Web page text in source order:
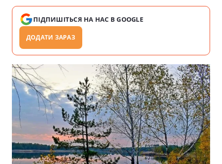
ПІДПИШІТЬСЯ НА НАС В GOOGLE
ДОДАТИ ЗАРАЗ